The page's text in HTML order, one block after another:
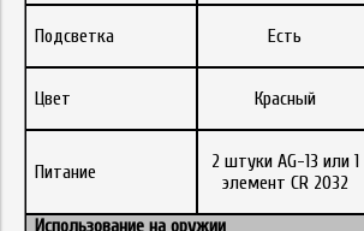
Подсветка Есть
Цвет Красный
Питание
2 штуки AG-13 или 1
элемент CR 2032
Использование на оружии